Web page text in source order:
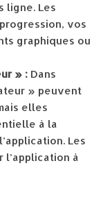
ligne. Les
vos
graphiques ou
» : Dans
» peuvent
elles
à la
Les
l’application à